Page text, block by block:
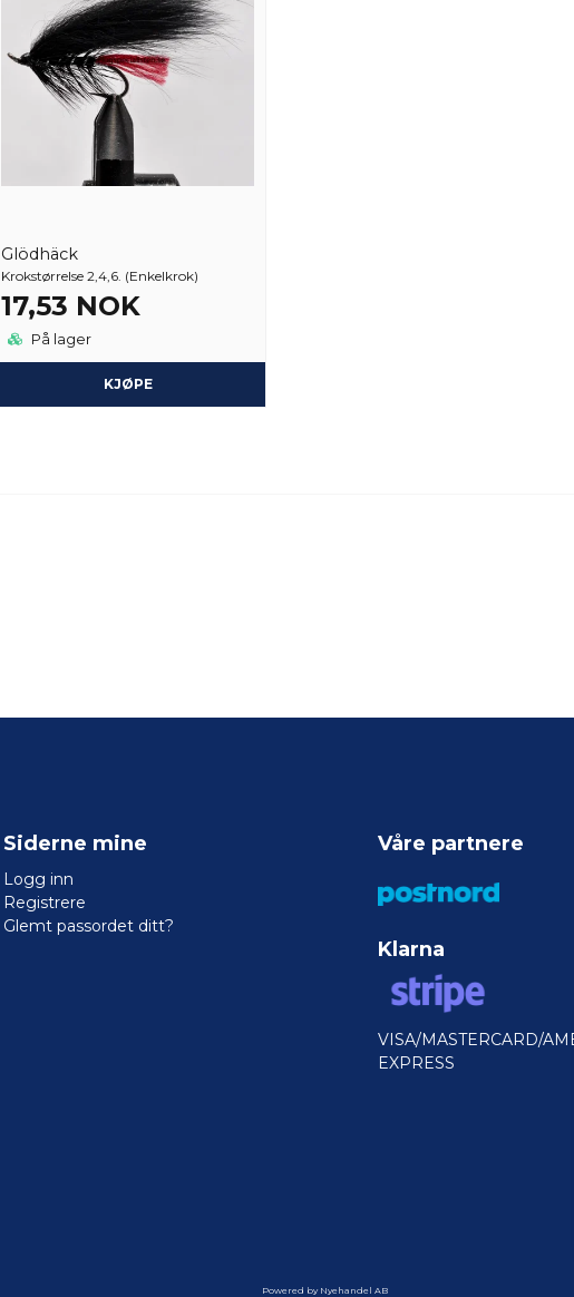
Glödhäck
Krokstørrelse 2,4,6. (Enkelkrok)
17,53 NOK
På lager
KJØPE
Siderne mine
Logg inn
Registrere
Glemt passordet ditt?
Våre partnere
Klarna
VISA/MASTERCARD/
EXPRESS
Powered by Nyehandel AB